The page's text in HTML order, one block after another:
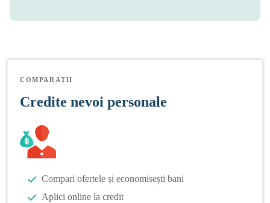
COMPARAȚII
Credite nevoi personale
Compari ofertele și economisești bani
Aplici online la credit